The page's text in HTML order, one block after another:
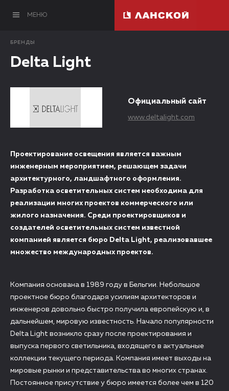
МЕНЮ
БРЕНДЫ
Delta Light
Официальный сайт
www.deltalight.com
Проектирование освещения является важным
инженерным мероприятием, решающем задачи
архитектурного, ландшафтного оформления.
Разработка осветительных систем необходима для
реализации многих проектов коммерческого или
жилого назначения. Среди проектировщиков и
создателей осветительных систем известной
компанией является бюро Delta Light, реализовавшее
множество международных проектов.
Компания основана в 1989 году в Бельгии. Небольшое
проектное бюро благодаря усилиям архитекторов и
инженеров довольно быстро получила европейскую и, в
дальнейшем, мировую известность. Начало популярности
Delta Light возникло сразу после проектирования и
выпуска первого светильника, входящего в актуальные
коллекции текущего периода. Компания имеет выходы на
мировые рынки и представительства во многих странах.
Постоянное присутствие у бюро имеется более чем в 120